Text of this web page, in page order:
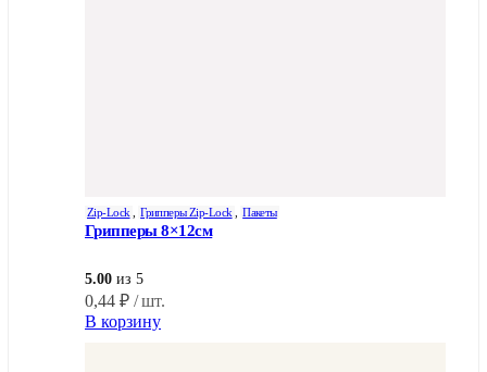
Zip-Lock Грипперы Zip-Lock Пакеты
Грипперы 8×12см
5.00 из 5
0,44 ₽ / шт.
В корзину